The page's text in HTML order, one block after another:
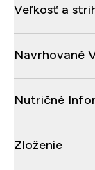
Veľkosť a
Navrhované
Nutričné
Zloženie